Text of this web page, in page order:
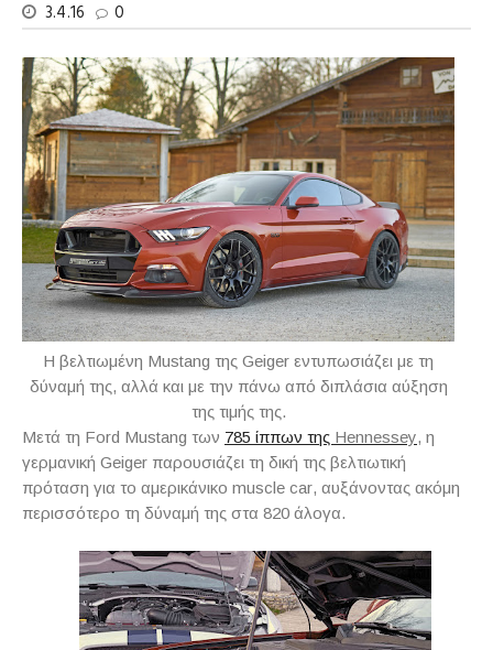
3.4.16
0
Η βελτιωμένη Mustang της Geiger εντυπωσιάζει με τη
δύναμή της, αλλά και με την πάνω από διπλάσια αύξηση
της τιμής της.
Μετά τη Ford Mustang των 785 ίππων της Hennessey, η
γερμανική Geiger παρουσιάζει τη δική της βελτιωτική
πρόταση για το αμερικάνικο muscle car, αυξάνοντας ακόμη
περισσότερο τη δύναμή της στα 820 άλογα.